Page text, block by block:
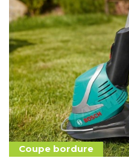
Coupe bordure